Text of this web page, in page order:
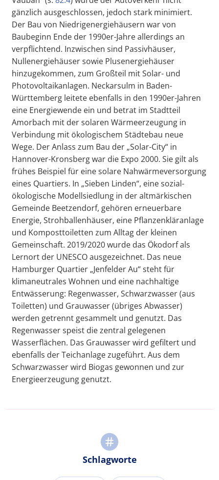
gänzlich ausgeschlossen, jedoch stark minimiert.
Der Bau von Niedrigenergiehäusern war von
Baubeginn Ende der 1990er-Jahre allerdings an
verpflichtend. Inzwischen sind Passivhäuser,
Nullenergiehäuser sowie Plusenergiehäuser
hinzugekommen, zum Großteil mit Solar- und
Photovoltaikanlagen. Neckarsulm in Baden-
Württemberg leitete ebenfalls in den 1990er-Jahren
eine Energiewende ein und betrat im Stadtteil
Amorbach mit der solaren Wärmeerzeugung in
Verbindung mit ökologischem Städtebau neue
Wege. Der Anlass zum Bau der „Solar-City“ in
Hannover-Kronsberg war die Expo 2000. Sie gilt als
frühes Beispiel für eine solare Nahwärmeversorgung
eines Quartiers. In „Sieben Linden“, eine sozial-
ökologische Modellsiedlung in der altmärkischen
Gemeinde Beetzendorf, gehören erneuerbare
Energie, Strohballenhäuser, eine Pflanzenkläranlage
und Komposttoiletten zum Alltag der kleinen
Gemeinschaft. 2019/2020 wurde das Ökodorf als
Lernort der UNESCO ausgezeichnet. Das neue
Hamburger Quartier „Jenfelder Au“ steht für
klimaneutrales Wohnen und eine nachhaltige
Entwässerung: Regenwasser, Schwarzwasser (aus
Toiletten) und Grauwasser (übriges Abwasser)
werden getrennt gesammelt und genutzt. Das
Regenwasser speist die zentral gelegenen
Wasserflächen. Das Grauwasser wird gefiltert und
ebenfalls der Teichanlage zugeführt. Aus dem
Schwarzwasser wird Biogas gewonnen und zur
Energieerzeugung genutzt.
Schlagworte